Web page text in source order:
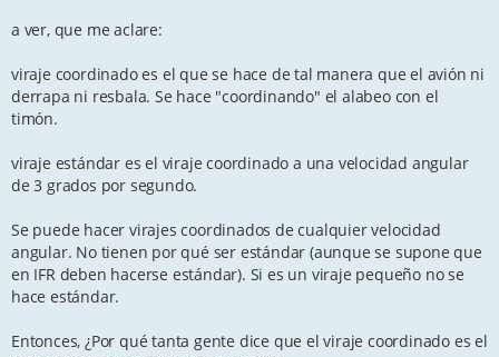
a ver, que me aclare:
viraje coordinado es el que se hace de tal manera que el avión ni
derrapa ni resbala. Se hace "coordinando" el alabeo con el
timón.
viraje estándar es el viraje coordinado a una velocidad angular
de 3 grados por segundo.
Se puede hacer virajes coordinados de cualquier velocidad
angular. No tienen por qué ser estándar (aunque se supone que
en IFR deben hacerse estándar). Si es un viraje pequeño no se
hace estándar.
Entonces, ¿Por qué tanta gente dice que el viraje coordinado es el